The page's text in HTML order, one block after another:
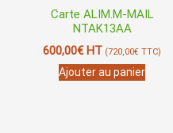
Carte ALIM.M-MAIL
NTAK13AA
600,00€HT (720,00€ TTC)
Ajouter au panier